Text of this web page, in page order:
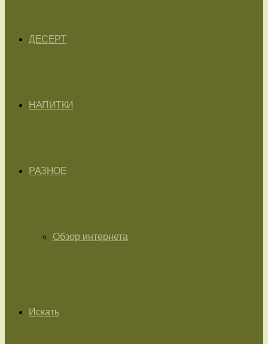
ДЕСЕРТ
НАПИТКИ
РАЗНОЕ
Обзор интернета
Искать